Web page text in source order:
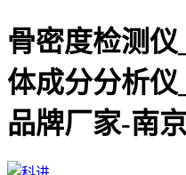
骨密度检测
体成分分析
品牌厂家-南